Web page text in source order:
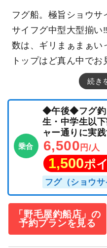
フグ船。極旨ショウサ
サイフグ中型大型揃い
数は、ギリまぁまぁい
トップはど真ん中でお
続き
乗合
◆午後◆フグ釣
生・中学生以
ャー通りに実
6,500 円/人
1,500ポ
フグ（ショウサ
「野毛屋釣船店」の
予約プランを見る